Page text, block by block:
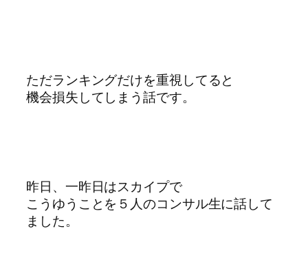
ただランキングだけを重視してると
機会損失してしまう話です。
昨日、一昨日はスカイプで
こうゆうことを５人のコンサル生に話して
ました。